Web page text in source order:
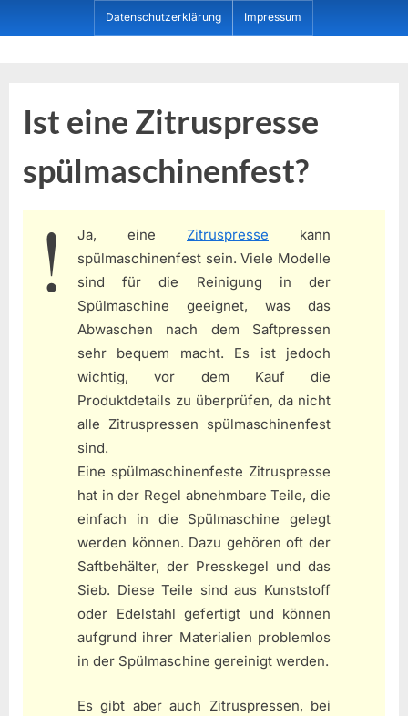
to
Datenschutzerklärung Impressum
Ist eine Zitruspresse
spülmaschinenfest?
Ja, eine Zitruspresse kann
spülmaschinenfest sein. Viele Modelle
sind für die Reinigung in der
Spülmaschine geeignet, was das
Abwaschen nach dem Saftpressen
sehr bequem macht. Es ist jedoch
wichtig, vor dem Kauf die
Produktdetails zu überprüfen, da nicht
alle Zitruspressen spülmaschinenfest
sind.
Eine spülmaschinenfeste Zitruspresse
hat in der Regel abnehmbare Teile, die
einfach in die Spülmaschine gelegt
werden können. Dazu gehören oft der
Saftbehälter, der Presskegel und das
Sieb. Diese Teile sind aus Kunststoff
oder Edelstahl gefertigt und können
aufgrund ihrer Materialien problemlos
in der Spülmaschine gereinigt werden.
Es gibt aber auch Zitruspressen, bei